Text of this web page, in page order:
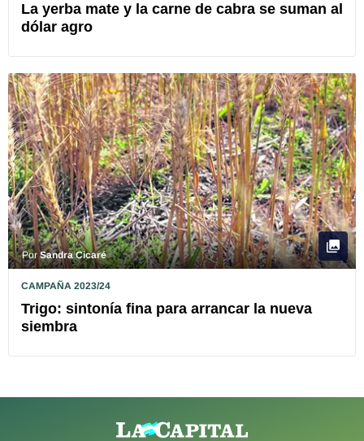
La yerba mate y la carne de cabra se suman al
dólar agro
PorSandra Cicaré
CAMPAÑA 2023/24
Trigo: sintonía fina para arrancar la nueva
siembra